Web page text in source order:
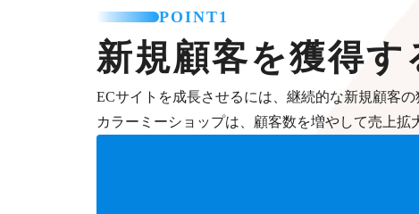
POINT1
新規顧客を獲得す
ECサイトを成長させるには、継続的な新規顧客の
カラーミーショップは、顧客数を増やして売上拡